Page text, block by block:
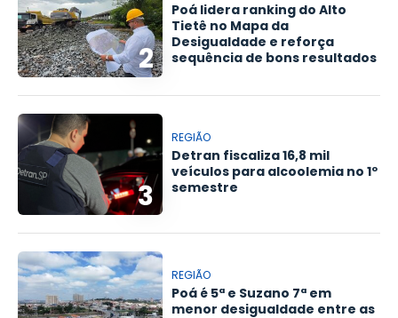
2
Poá lidera ranking do Alto
Tietê no Mapa da
Desigualdade e reforça
sequência de bons resultados
3
REGIÃO
Detran fiscaliza 16,8 mil
veículos para alcoolemia no 1º
semestre
REGIÃO
Poá é 5ª e Suzano 7ª em
menor desigualdade entre as